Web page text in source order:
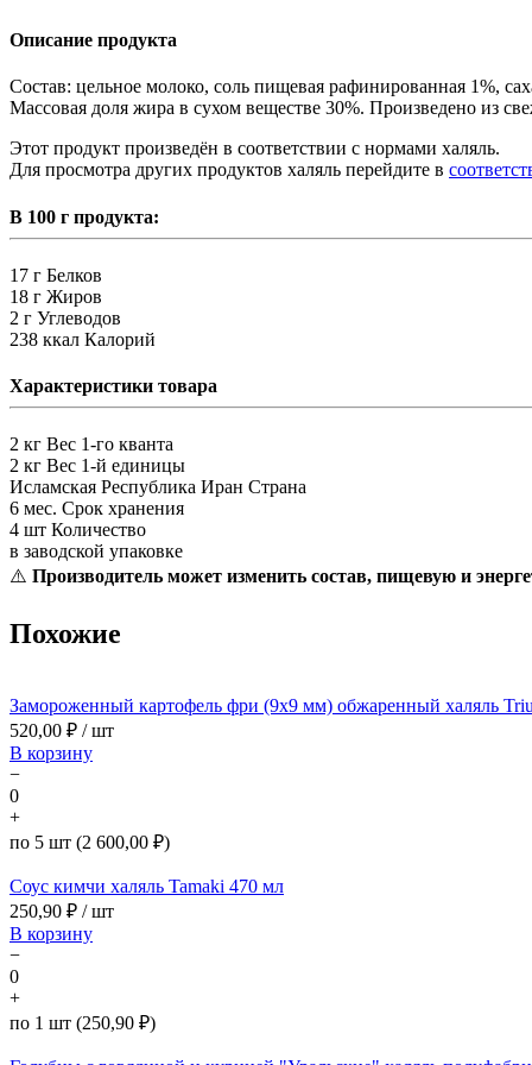
Описание продукта
Состав: цельное молоко, соль пищевая рафинированная 1%,
Массовая доля жира в сухом веществе 30%. Произведено из
Этот продукт произведён в соответствии с нормами халяль.
Для просмотра других продуктов халяль перейдите в
В 100 г продукта:
17 г Белков
18 г Жиров
2 г Углеводов
238 ккал Калорий
Характеристики товара
2 кг Вес 1-го кванта
2 кг Вес 1-й единицы
Исламская Республика Иран Страна
6 мес. Срок хранения
4 шт Количество
в заводской упаковке
⚠️ Производитель может изменить состав, пищевую и
Похожие
Замороженный картофель фри (9х9 мм) обжаренный халяль
520,00 ₽ / шт
В корзину
−
0
+
по 5 шт (2 600,00 ₽)
Соус кимчи халяль Tamaki 470 мл
250,90 ₽ / шт
В корзину
−
0
+
по 1 шт (250,90 ₽)